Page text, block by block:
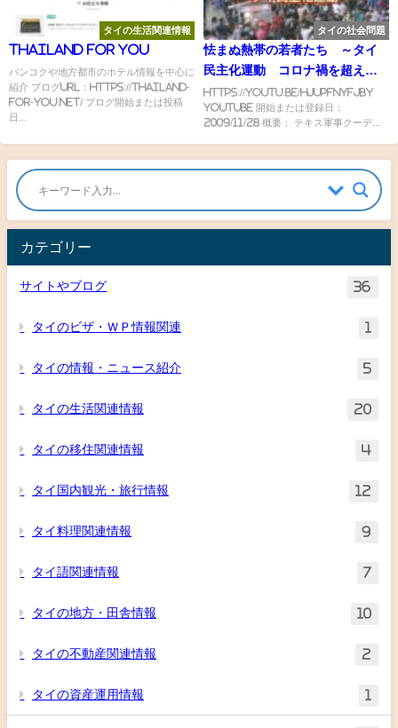
タイの生活関連情報
THAILAND FOR YOU
バンコクや地方都市のホテル情報を中心に
紹介 ブログURL：https://thailand-
for-you.net/ ブログ開始または投稿
日...
タイの社会問題
怯まぬ熱帯の若者たち ～タイ
民主化運動 コロナ禍を超えて
～
https://youtu.be/hJUPfNYfJbY
YouTube 開始または登録日：
2009/11/28 概要： テキス軍事クーデ...
カテゴリー
サイトやブログ 36
タイのビザ・ＷＰ情報関連 1
タイの情報・ニュース紹介 5
タイの生活関連情報 20
タイの移住関連情報 4
タイ国内観光・旅行情報 12
タイ料理関連情報 9
タイ語関連情報 7
タイの地方・田舎情報 10
タイの不動産関連情報 2
タイの資産運用情報